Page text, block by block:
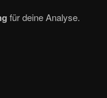
für deine Analyse.